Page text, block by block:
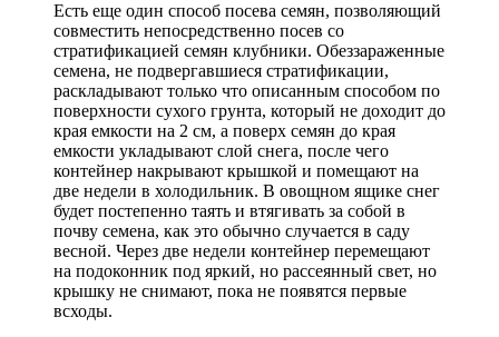
Есть еще один способ посева семян, позволяющий
совместить непосредственно посев со
стратификацией семян клубники. Обеззараженные
семена, не подвергавшиеся стратификации,
раскладывают только что описанным способом по
поверхности сухого грунта, который не доходит до
края емкости на 2 см, а поверх семян до края
емкости укладывают слой снега, после чего
контейнер накрывают крышкой и помещают на
две недели в холодильник. В овощном ящике снег
будет постепенно таять и втягивать за собой в
почву семена, как это обычно случается в саду
весной. Через две недели контейнер перемещают
на подоконник под яркий, но рассеянный свет, но
крышку не снимают, пока не появятся первые
всходы.